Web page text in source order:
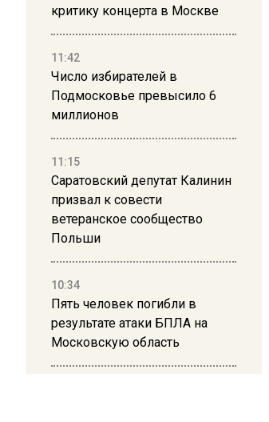
критику концерта в Москве
11:42
Число избирателей в
Подмосковье превысило 6
миллионов
11:15
Саратовский депутат Калинин
призвал к совести
ветеранское сообщество
Польши
10:34
Пять человек погибли в
результате атаки БПЛА на
Московскую область